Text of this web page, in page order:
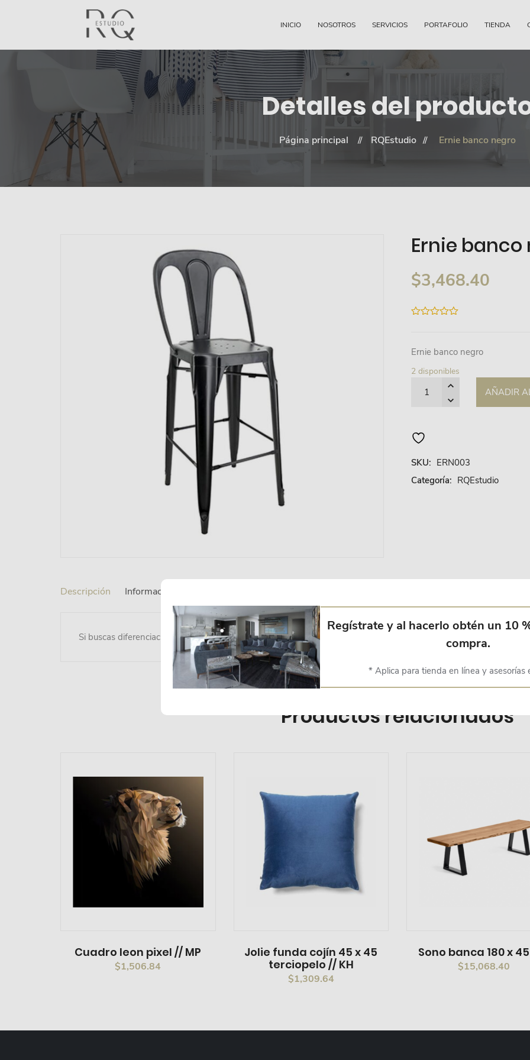
INICIO NOSOTROS SERVICIOS PORTAFOLIO TIENDA
Detalles del
Página principal RQEstudio Ernie banco negro
Ernie banco
$3,468.40
5
Ernie banco negro
2 disponibles
AÑADIR
SKU: ERN003
Categoría: RQEstudio
Descripción Información adicional
Si buscas diferenciación, Nuestro banco Ernie emula a la famosa línea tolix, pero mejorada y aumentada. Para uso
Productos relacionados
Cuadro leon pixel // MP
$1,506.84
Jolie funda cojín 45 x 45
terciopelo // KH
$1,309.64
Sono banca 180 x
$15,068.40
Regístrate y al hacerlo obtén un 10
compra.
* Aplica para tienda en línea y asesorías